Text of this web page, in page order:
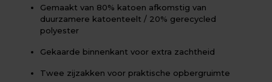
Gemaakt van 80% katoen afkomstig van
duurzamere katoenteelt / 20% gerecycled
polyester
Gekaarde binnenkant voor extra zachtheid
Twee zijzakken voor praktische opbergruimte